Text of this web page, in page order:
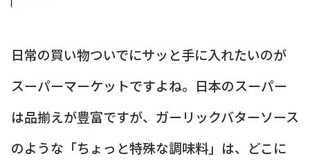
日常の買い物ついでにサッと手に入れたいのが
スーパーマーケットですよね。日本のスーパー
は品揃えが豊富ですが、ガーリックバターソース
のような「ちょっと特殊な調味料」は、どこに